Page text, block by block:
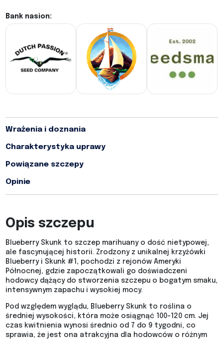
Bank nasion:
Wrażenia i doznania
Charakterystyka uprawy
Powiązane szczepy
Opinie
Opis szczepu
Blueberry Skunk to szczep marihuany o dość nietypowej,
ale fascynującej historii. Zrodzony z unikalnej krzyżówki
Blueberry i Skunk #1, pochodzi z rejonów Ameryki
Północnej, gdzie zapoczątkowali go doświadczeni
hodowcy dążący do stworzenia szczepu o bogatym smaku,
intensywnym zapachu i wysokiej mocy.
Pod względem wyglądu, Blueberry Skunk to roślina o
średniej wysokości, która może osiągnąć 100-120 cm. Jej
czas kwitnienia wynosi średnio od 7 do 9 tygodni, co
sprawia, że jest ona atrakcyjna dla hodowców o różnym